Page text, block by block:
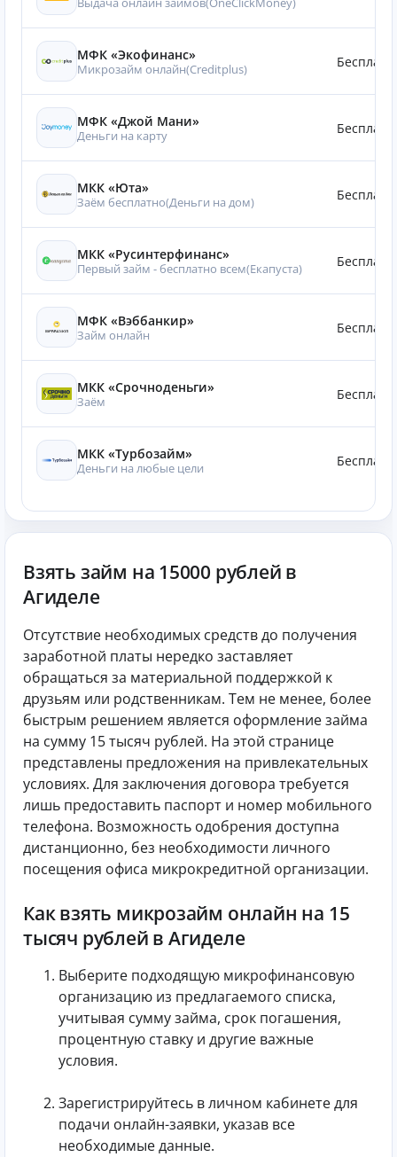
МФК «Экофинанс»
Микрозайм онлайн(Creditplus)
МФК «Джой Мани»
Деньги на карту
МКК «Юта»
Заём бесплатно(Деньги на дом)
МКК «Русинтерфинанс»
Первый займ - бесплатно всем(Eкапуста)
МФК «Вэббанкир»
Займ онлайн
МКК «Срочноденьги»
Заём
МКК «Турбозайм»
Деньги на любые цели
Взять займ на 15000 рублей в
Агиделе
Отсутствие необходимых средств до получения
заработной платы нередко заставляет
обращаться за материальной поддержкой к
друзьям или родственникам. Тем не менее, более
быстрым решением является оформление займа
на сумму 15 тысяч рублей. На этой странице
представлены предложения на привлекательных
условиях. Для заключения договора требуется
лишь предоставить паспорт и номер мобильного
телефона. Возможность одобрения доступна
дистанционно, без необходимости личного
посещения офиса микрокредитной организации.
Как взять микрозайм онлайн на 15
тысяч рублей в Агиделе
Выберите подходящую микрофинансовую
организацию из предлагаемого списка,
учитывая сумму займа, срок погашения,
процентную ставку и другие важные
условия.
Зарегистрируйтесь в личном кабинете для
подачи онлайн-заявки, указав все
необходимые данные.